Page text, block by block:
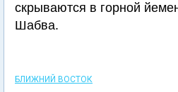
скрываются в горной
Шабва.
БЛИЖНИЙ ВОСТОК